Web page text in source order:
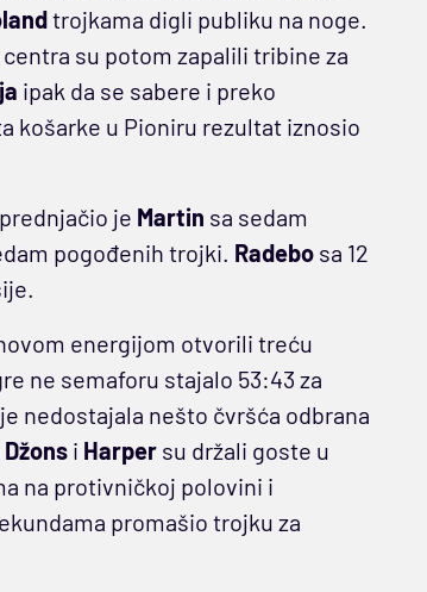
trojkama digli publiku na noge.
su potom zapalili tribine za
ipak da se sabere i preko
košarke u Pioniru rezultat iznosio
je Martin sa sedam
pogođenih trojki. Radebosa 12
energijom otvorili treću
ne semaforu stajalo 53:43 za
nedostajala nešto čvršća odbrana
Džons i Harpersu držali goste u
na protivničkoj polovini i
promašio trojku za